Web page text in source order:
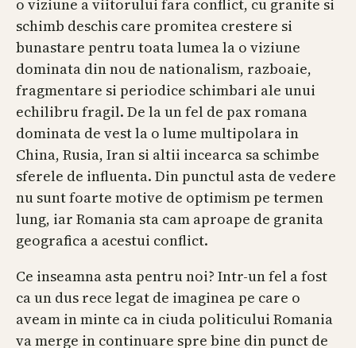
o viziune a viitorului fara conflict, cu granite si
schimb deschis care promitea crestere si
bunastare pentru toata lumea la o viziune
dominata din nou de nationalism, razboaie,
fragmentare si periodice schimbari ale unui
echilibru fragil. De la un fel de pax romana
dominata de vest la o lume multipolara in
China, Rusia, Iran si altii incearca sa schimbe
sferele de influenta. Din punctul asta de vedere
nu sunt foarte motive de optimism pe termen
lung, iar Romania sta cam aproape de granita
geografica a acestui conflict.
Ce inseamna asta pentru noi? Intr-un fel a fost
ca un dus rece legat de imaginea pe care o
aveam in minte ca in ciuda politicului Romania
va merge in continuare spre bine din punct de